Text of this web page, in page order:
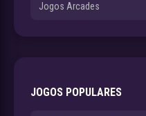
Jogos Arcades
JOGOS POPULARES